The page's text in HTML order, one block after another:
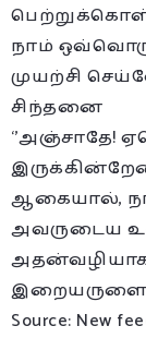
நாம்
முயற்சி
சிந்தனை
‘’அஞ்சாதே!
ஆகையால்,
அவருடைய
Source: New